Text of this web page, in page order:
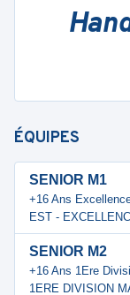
ÉQUIPES
SENIOR M1
+16 Ans
EST -
SENIOR M2
+16 Ans 1Ere
1ERE DIVISION